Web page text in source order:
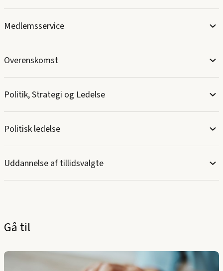
Medlemsservice
Overenskomst
Politik, Strategi og Ledelse
Politisk ledelse
Uddannelse af tillidsvalgte
Gå til